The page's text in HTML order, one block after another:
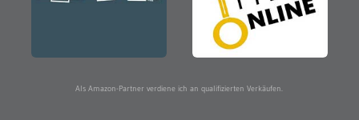
Als Amazon-Partner verdiene ich an qualifizierten Verkäufen.